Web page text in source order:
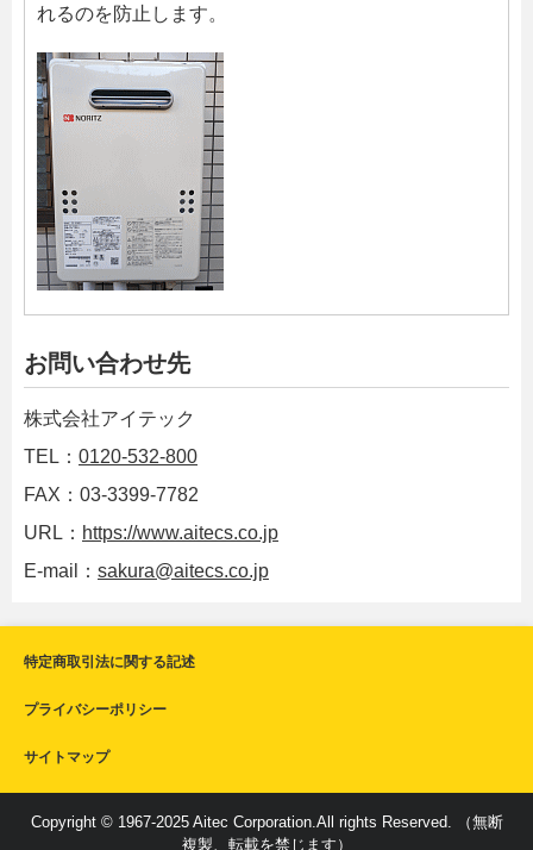
れるのを防止します。
お問い合わせ先
株式会社アイテック
TEL： 0120-532-800
FAX：03-3399-7782
URL： https://www.aitecs.co.jp
E-mail： sakura@aitecs.co.jp
特定商取引法に関する記述
プライバシーポリシー
サイトマップ
Copyright © 1967-2025 Aitec Corporation.All rights Reserved. （無断
複製、転載を禁じます）